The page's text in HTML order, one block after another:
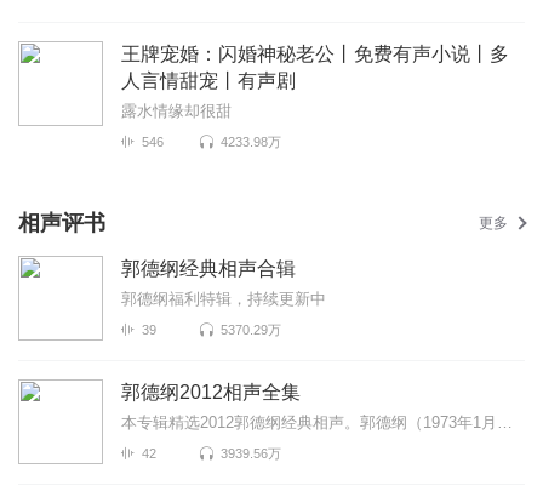
王牌宠婚：闪婚神秘老公丨免费有声小说丨多
人言情甜宠丨有声剧
露水情缘却很甜
546 4233.98万
相声评书 更多
郭德纲经典相声合辑
郭德纲福利特辑，持续更新中
39 5370.29万
郭德纲2012相声全集
本专辑精选2012郭德纲经典相声。郭德纲（1973年1月18日－），相声演员、中国天津人，亦为电视演员及电视...
42 3939.56万